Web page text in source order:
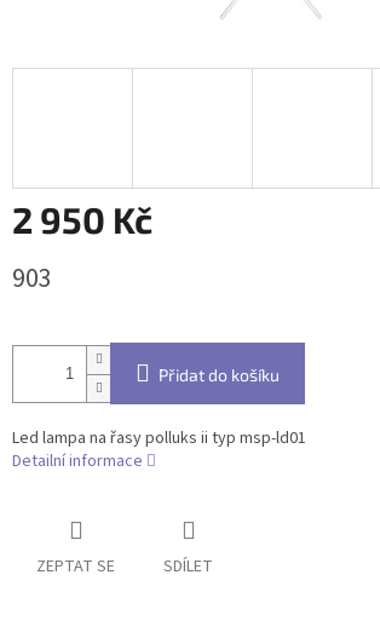
2 950 Kč
cena:
903
Přidat do košíku
Led lampa na řasy polluks ii typ msp-ld01
Detailní informace
ZEPTAT SE SDÍLET